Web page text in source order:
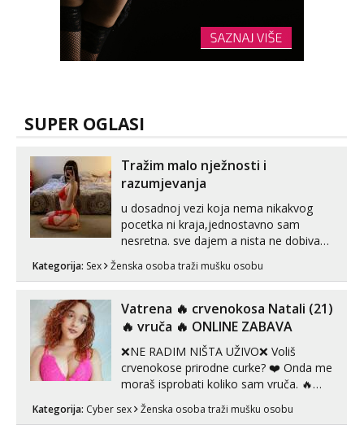
SUPER OGLASI
Tražim malo nježnosti i
razumjevanja
u dosadnoj vezi koja nema nikakvog
pocetka ni kraja,jednostavno sam
nesretna. sve dajem a nista ne dobivam
zadovoljiti moje potrebe,ne trazim puno
volim njezan seks i njezne poljupce po
tijelu koji me jako pale,obozavam kad
Kategorija: Sex Ženska osoba traži mušku osobu
Vatrena ‎️‍🔥 crvenokosa Natali (21)
‎️‍🔥 vruča‎ ️‍🔥 ONLINE ZABAVA
❌NE RADIM NIŠTA UŽIVO❌ Voliš
crvenokose prirodne curke? ❤️ Onda me
moraš isprobati koliko sam vruča.‎ ️‍🔥
MLADA vražica koja ima 100%
prorodne grudi, 💦 Misli su mi uvijek
Kategorija: Cyber sex Ženska osoba traži mušku osobu